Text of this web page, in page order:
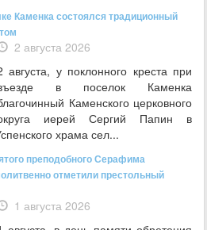
Каменка состоялся традиционный
2 августа 2026
августа, у поклонного креста при
в поселок Каменка
Каменского церковного
иерей Сергий Папин в
храма сел...
преподобного Серафима
отметили престольный
1 августа 2026